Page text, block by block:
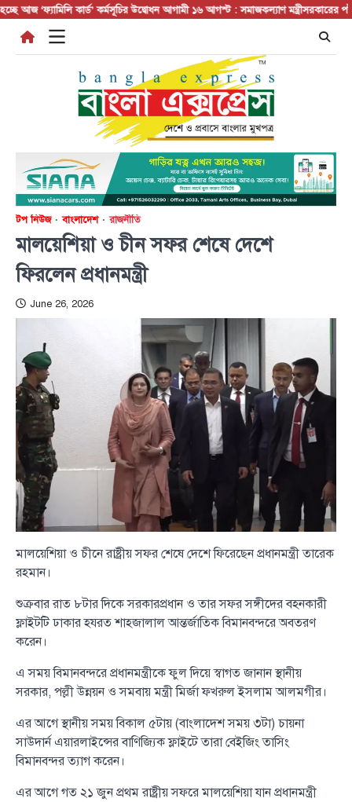
Skip
content
‘ফ্যামিলি কার্ড’ কর্মসূচির উদ্বোধন আগামী ১৬ আগস্ট : সমাজকল্যাণ মন্ত্রীসরকারের পাঁচ
টপ নিউজ বাংলাদেশ রাজনীতি
মালয়েশিয়া ও চীন সফর শেষে দেশে
ফিরলেন প্রধানমন্ত্রী
June 26, 2026
মালয়েশিয়া ও চীনে রাষ্ট্রীয় সফর শেষে দেশে ফিরেছেন প্রধানমন্ত্রী তারেক
রহমান।
শুক্রবার রাত ৮টার দিকে সরকারপ্রধান ও তার সফর সঙ্গীদের বহনকারী
ফ্লাইটটি ঢাকার হযরত শাহজালাল আন্তর্জাতিক বিমানবন্দরে অবতরণ
করেন।
এ সময় বিমানবন্দরে প্রধানমন্ত্রীকে ফুল দিয়ে স্বাগত জানান স্থানীয়
সরকার, পল্লী উন্নয়ন ও সমবায় মন্ত্রী মির্জা ফখরুল ইসলাম আলমগীর।
এর আগে স্থানীয় সময় বিকাল ৫টায় (বাংলাদেশ সময় ৩টা) চায়না
সাউদার্ন এয়ারলাইন্সের বাণিজ্যিক ফ্লাইটে তারা বেইজিং তাসিং
বিমানবন্দর ত্যাগ করেন।
এর আগে গত ২১ জুন প্রথম রাষ্ট্রীয় সফরে মালয়েশিয়া যান প্রধানমন্ত্রী